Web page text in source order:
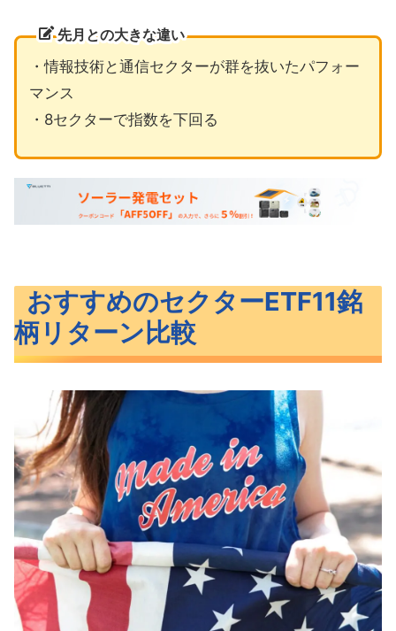
先月との大きな違い
・情報技術と通信セクターが群を抜いたパフォー
マンス
・8セクターで指数を下回る
おすすめのセクターETF11銘
柄リターン比較